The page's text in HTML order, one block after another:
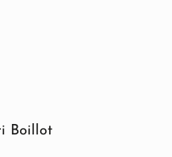
Boillot